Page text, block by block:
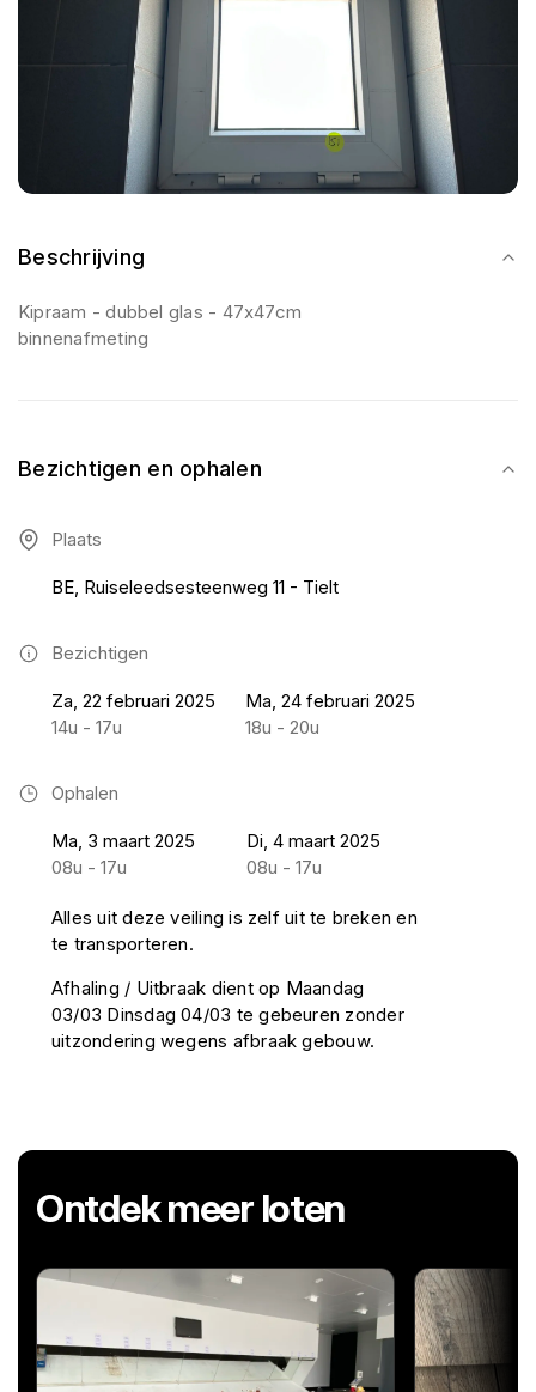
Beschrijving
Kipraam - dubbel glas - 47x47cm
binnenafmeting
Bezichtigen en ophalen
Plaats
BE, Ruiseleedsesteenweg 11 - Tielt
Bezichtigen
Za, 22 februari 2025
14u - 17u
Ma, 24 februari 2025
18u - 20u
Ophalen
Ma, 3 maart 2025
08u - 17u
Di, 4 maart 2025
08u - 17u
Alles uit deze veiling is zelf uit te breken en
te transporteren.
Afhaling / Uitbraak dient op Maandag
03/03 Dinsdag 04/03 te gebeuren zonder
uitzondering wegens afbraak gebouw.
Ontdek meer loten